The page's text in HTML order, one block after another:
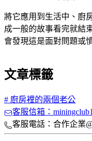
將它應用到生活中、廚
成一般的故事看完就結
會發現這是面對問題或
文章標籤
# 廚房裡的兩個老公
客服信箱：
客服電話：合作企業